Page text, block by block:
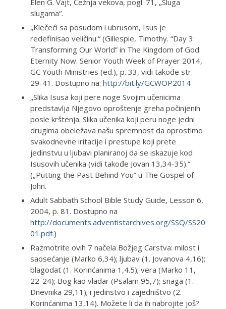
Elen G. Vajt, Čežnja vekova, pogl. 71, „Sluga
slugama“.
„Klečeći sa posudom i ubrusom, Isus je
redefinisao veličinu.“ (Gillespie, Timothy. “Day 3:
Transforming Our World” in The Kingdom of God.
Eternity Now. Senior Youth Week of Prayer 2014,
GC Youth Ministries (ed.), p. 33, vidi takođe str.
29-41. Dostupno na: http://bit.ly/GCWOP2014
„Slika Isusa koji pere noge Svojim učenicima
predstavlja Njegovo oproštenje greha počinjenih
posle krštenja. Slika učenika koji peru noge jedni
drugima obeležava našu spremnost da oprostimo
svakodnevne iritacije i prestupe koji prete
jedinstvu u ljubavi planiranoj da se iskazuje kod
Isusovih učenika (vidi takođe Jovan 13,34-35).“
(„Putting the Past Behind You” u The Gospel of
John.
Adult Sabbath School Bible Study Guide, Lesson 6,
2004, p. 81. Dostupno na
http://documents.adventistarchives.org/SSQ/
01.pdf.)
Razmotrite ovih 7 načela Božjeg Carstva: milost i
saosećanje (Marko 6,34); ljubav (1. Jovanova 4,16);
blagodat (1. Korinćanima 1,4.5); vera (Marko 11,
22-24); Bog kao vladar (Psalam 95,7); snaga (1.
Dnevnika 29,11); i jedinstvo i zajedništvo (2.
Korinćanima 13,14). Možete li da ih nabrojite još?